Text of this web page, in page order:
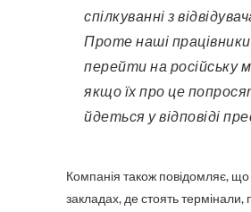
спілкуванні з
Проте наші
перейти на російську
якщо їх про це
йдеться у відповіді
Компанія також повідомляє, що
закладах, де стоять